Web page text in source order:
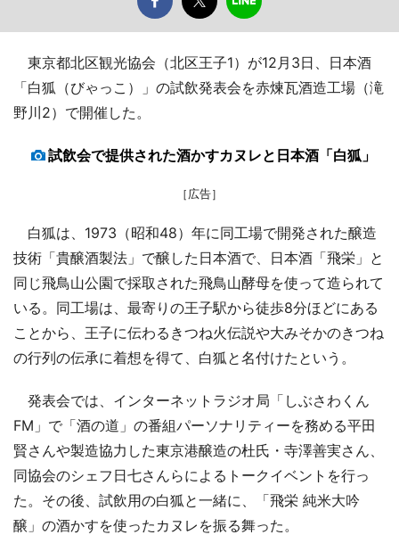
東京都北区観光協会（北区王子1）が12月3日、日本酒
「白狐（びゃっこ）」の試飲発表会を赤煉瓦酒造工場（滝
野川2）で開催した。
試飲会で提供された酒かすカヌレと日本酒「白狐」
［広告］
白狐は、1973（昭和48）年に同工場で開発された醸造
技術「貴醸酒製法」で醸した日本酒で、日本酒「飛栄」と
同じ飛鳥山公園で採取された飛鳥山酵母を使って造られて
いる。同工場は、最寄りの王子駅から徒歩8分ほどにある
ことから、王子に伝わるきつね火伝説や大みそかのきつね
の行列の伝承に着想を得て、白狐と名付けたという。
発表会では、インターネットラジオ局「しぶさわくん
FM」で「酒の道」の番組パーソナリティーを務める平田
賢さんや製造協力した東京港醸造の杜氏・寺澤善実さん、
同協会のシェフ日七さんらによるトークイベントを行っ
た。その後、試飲用の白狐と一緒に、「飛栄 純米大吟
醸」の酒かすを使ったカヌレを振る舞った。